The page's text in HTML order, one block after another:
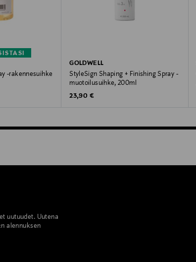
-rakennesuihke
GOLDWELL
StyleSign Shaping + Finishing Spray -
muotoilusuihke, 200ml
Original Price
23,90 €
uutuudet. Uutena
alennuksen